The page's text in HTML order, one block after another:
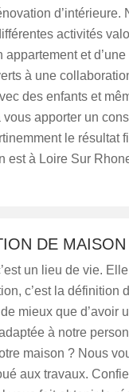
d’intérieure.
activités
appartement et
à une
des enfants et
vous apporter un
le résultat
est à Loire Sur
DE
un lieu de vie.
c’est la définition
mieux que d’avoir
à notre
maison ? Nous
aux travaux.